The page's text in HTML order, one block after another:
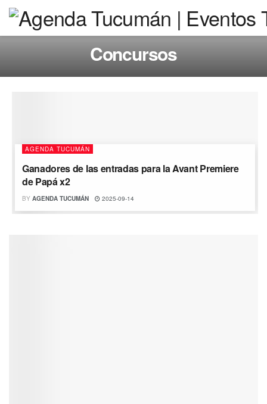
Concursos
AGENDA TUCUMÁN
Ganadores de las entradas para la Avant Premiere
de Papá x2
BY AGENDA TUCUMÁN 2025-09-14